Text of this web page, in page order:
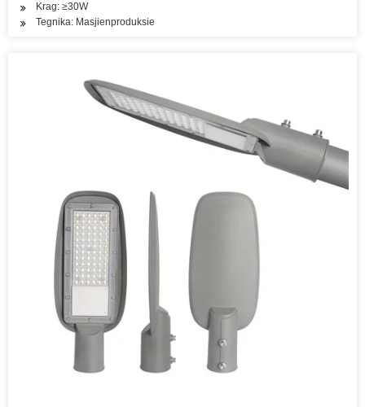
Krag: ≥30W
Tegnika: Masjienproduksie